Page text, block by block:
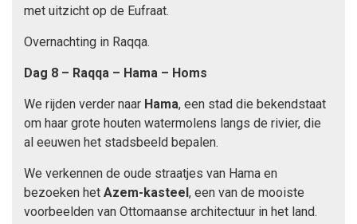
met uitzicht op de Eufraat.
Overnachting in Raqqa.
Dag 8 – Raqqa – Hama – Homs
We rijden verder naar Hama, een stad die bekendstaat
om haar grote houten watermolens langs de rivier, die
al eeuwen het stadsbeeld bepalen.
We verkennen de oude straatjes van Hama en
bezoeken het Azem-kasteel, een van de mooiste
voorbeelden van Ottomaanse architectuur in het land.